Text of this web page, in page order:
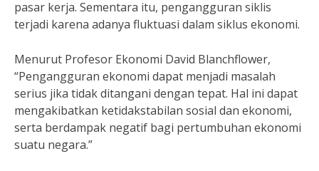
pasar kerja. Sementara itu, pengangguran siklis
terjadi karena adanya fluktuasi dalam siklus ekonomi.
Menurut Profesor Ekonomi David Blanchflower,
“Pengangguran ekonomi dapat menjadi masalah
serius jika tidak ditangani dengan tepat. Hal ini dapat
mengakibatkan ketidakstabilan sosial dan ekonomi,
serta berdampak negatif bagi pertumbuhan ekonomi
suatu negara.”